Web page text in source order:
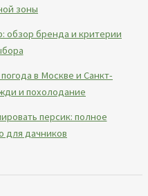
зоны
обзор бренда и критерии
в Москве и Санкт-
и похолодание
персик: полное
для дачников